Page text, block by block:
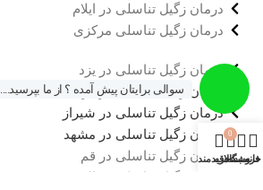
درمان زگیل تناسلی در ایلام
درمان زگیل تناسلی مرکزی
درمان زگیل تناسلی در یزد
درمان زگیل تناسلی در کرمانشاه
درمان زگیل تناسلی در شیراز
درمان زگیل تناسلی در مشهد
درمان زگیل تناسلی در قم
درمان زگیل تناسلی در البرز
سوالی برایتان پیش آمده ؟ از ما بپرسید....
خانه
فروشگاه
0
سبد خرید
علاقه مندی